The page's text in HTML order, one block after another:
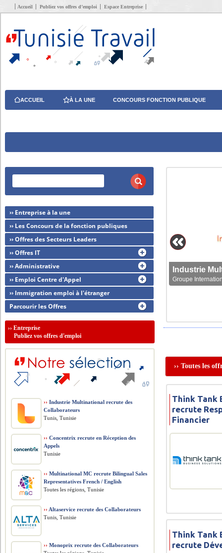
Accueil Publiez vos offres d’emploi Espace Entreprise
ACCUEIL À LA UNE CONCOURS FONCTION PUBLIQUE
Groupe
›› Toutes les
Think Tank
recrute
Financier
Think Tank
recrute
›› Entreprise à la une
›› Les Concours de la fonction publiques
›› Offres des Secteurs Leaders
›› Offres IT
›› Administrative
›› Emploi Centre d'Appel
›› Immigration emploi à l'étranger
Parcourir les Offres
››Entreprise
Publiez vos offres d'emploi
›› Industrie Multinational recrute des
Collaborateurs
Tunis, Tunisie
›› Concentrix recrute en Réception des
Appels
Tunisie
›› Multinational MC recrute Bilingual Sales
Representatives French / English
Toutes les régions, Tunisie
›› Altaservice recrute des Collaborateurs
Tunis, Tunisie
›› Monoprix recrute des Collaborateurs